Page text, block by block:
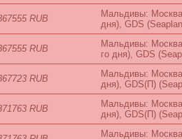
RUB
Мальдивы:
дня), GDS
RUB
Мальдивы:
го дня), GDS
RUB
Мальдивы:
дня), GDS(П)
RUB
Мальдивы:
дня), GDS(П)
Мальдивы: